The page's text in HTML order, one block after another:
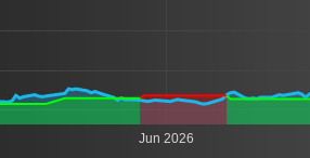
Jun 2026